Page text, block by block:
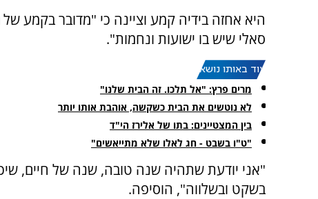
היא אחזה בידיה קמע וציינה כי "מדובר בקמע
סאלי שיש בו ישועות ונחמות".
עוד באותו נושא:
מרים פרץ: "אל תלכו. זה הבית שלנו"
לא נוטשים את הבית כשקשה, אוהבת אותו יותר
בין המצטיינים: בתו של אלירז הי"ד
"ט"ו בשבט - חג לאלו שלא מתייאשים"
"אני יודעת שתהיה שנה טובה, שנה של חיים,
בשקט ובשלווה", הוסיפה.